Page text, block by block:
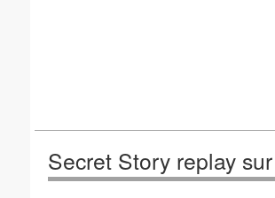
Secret Story replay